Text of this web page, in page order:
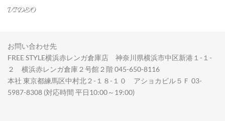
VIDEO
お問い合わせ先
FREE STYLE横浜赤レンガ倉庫店 神奈川県横浜市中区新港１-１-
２ 横浜赤レンガ倉庫２号館２階 045-650-8116
本社 東京都練馬区中村北２-１８-１０ アショカビル５Ｆ 03-
5987-8308 (対応時間 平日10:00～19:00)